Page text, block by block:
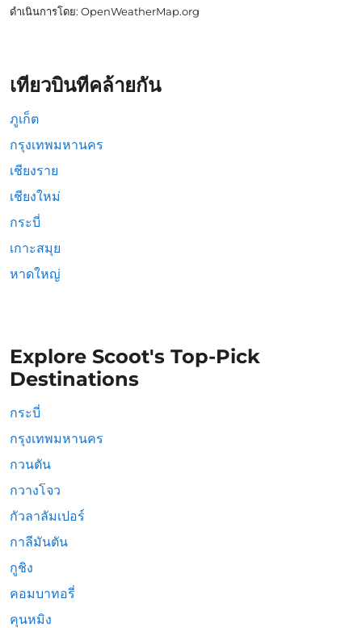
ดำเนินการโดย: OpenWeatherMap.org
เที่ยวบินที่คล้ายกัน
ภูเก็ต
กรุงเทพมหานคร
เชียงราย
เชียงใหม่
กระบี่
เกาะสมุย
หาดใหญ่
Explore Scoot's Top-Pick
Destinations
กระบี่
กรุงเทพมหานคร
กวนตัน
กวางโจว
กัวลาลัมเปอร์
กาลีมันตัน
กูชิง
คอมบาทอรี่
คุนหมิง